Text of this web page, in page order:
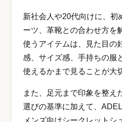
新社会人や20代向けに、初
ーツ、革靴との合わせ方を
使うアイテムは、見た目の
感、サイズ感、手持ちの服
使えるかまで見ることが大
また、足元まで印象を整え
選びの基準に加えて、